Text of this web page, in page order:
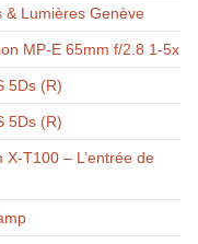
& Lumières Genève
MP-E 65mm f/2.8 1-5x
5Ds (R)
5Ds (R)
X-T100 – L’entrée de